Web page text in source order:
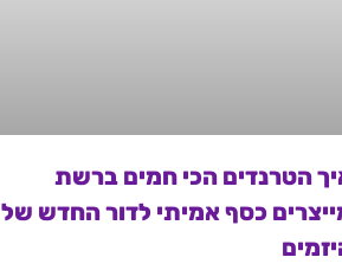
הטרנדים הכי חמים ברשת
כסף אמיתי לדור החדש של